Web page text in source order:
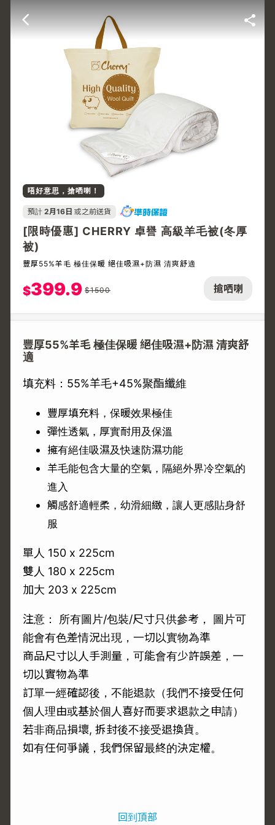
搶哂喇
唔好意思，搶哂喇！
預計 2月16日 或之前送貨
[限時優惠] CHERRY 卓譽 高級羊毛被(冬厚
被)
豐厚55%羊毛 極佳保暖 絕佳吸濕+防濕 清爽舒適
$399.9 $1500
豐厚55%羊毛 極佳保暖 絕佳吸濕+防濕 清爽舒
適
填充料：55%羊毛+45%聚酯纖維
豐厚填充料，保暖效果極佳
彈性透氣，厚實耐用及保溫
擁有絕佳吸濕及快速防濕功能
羊毛能包含大量的空氣，隔絕外界冷空氣的
進入
觸感舒適輕柔，幼滑細緻，讓人更感貼身舒
服
單人 150 x 225cm
雙人 180 x 225cm
加大 203 x 225cm
注意： 所有圖片/包裝/尺寸只供參考， 圖片可
能會有色差情況出現，一切以實物為準
商品尺寸以人手測量，可能會有少許誤差，一
切以實物為準
訂單一經確認後，不能退款（我們不接受任何
個人理由或基於個人喜好而要求退款之申請）
若非商品損壞, 拆封後不接受退換貨。
如有任何爭議，我們保留最終的決定權。
回到頂部